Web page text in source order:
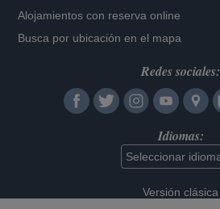
Alojamientos con reserva online
Busca por ubicación en el mapa
Redes sociales:
Idiomas:
Versión clásica